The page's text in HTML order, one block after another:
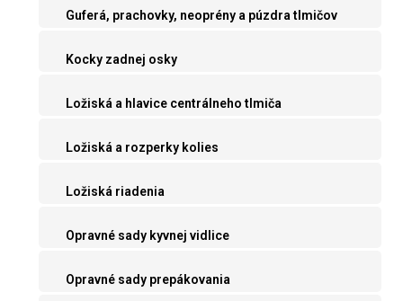
Guferá, prachovky, neoprény a púzdra tlmičov
Kocky zadnej osky
Ložiská a hlavice centrálneho tlmiča
Ložiská a rozperky kolies
Ložiská riadenia
Opravné sady kyvnej vidlice
Opravné sady prepákovania